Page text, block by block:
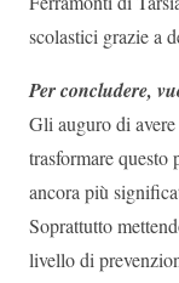
scolastici grazie a
Per concludere,
Gli auguro di
trasformare questo
ancora più
Soprattutto
livello di